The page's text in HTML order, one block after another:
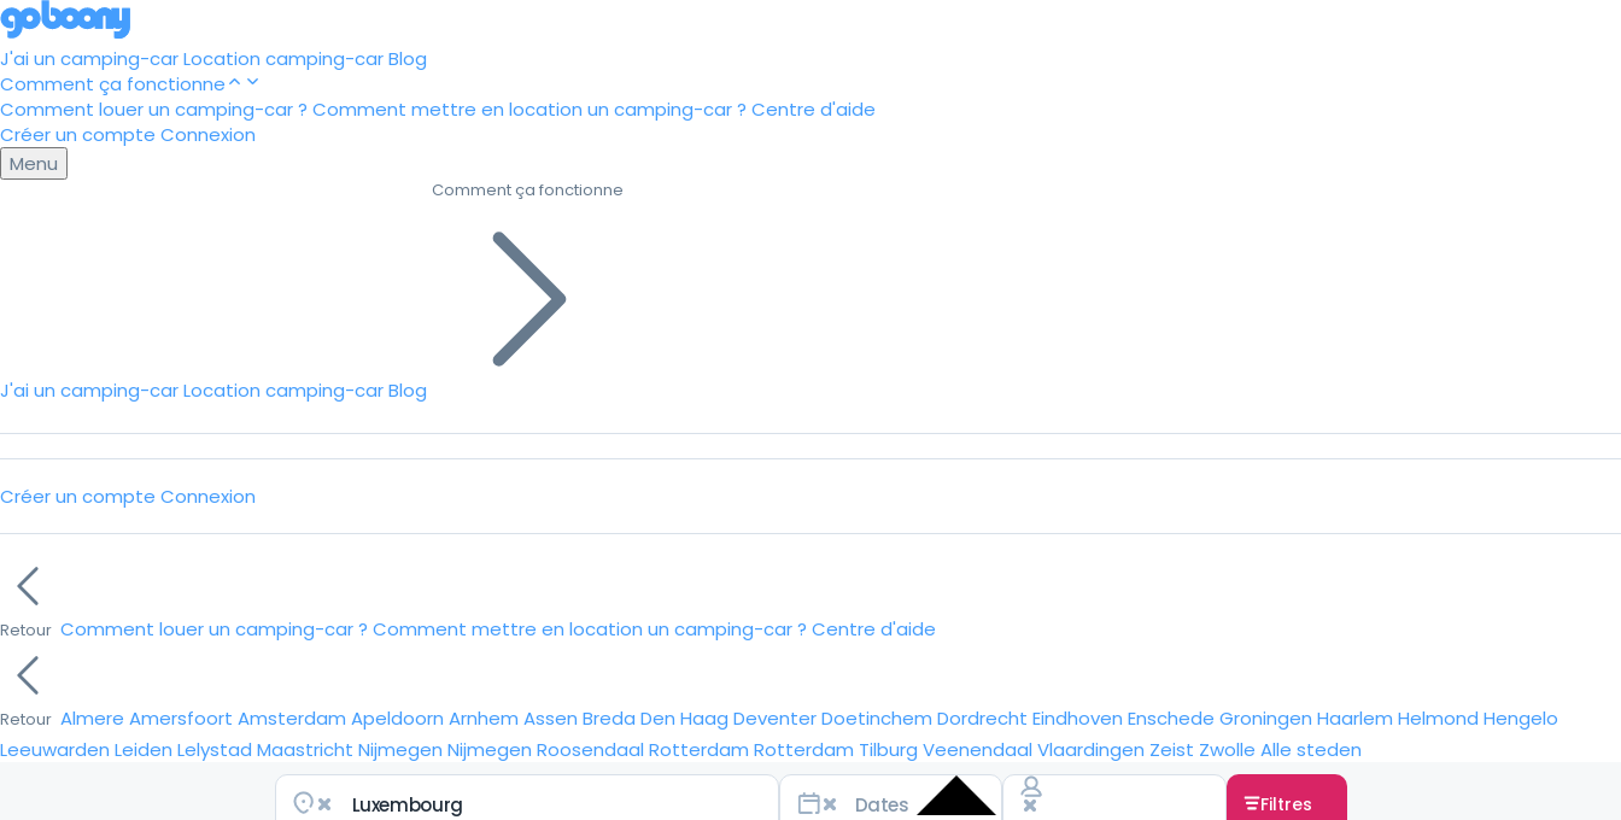
J'ai un camping-carLocation camping-carBlog
Comment ça fonctionne
Comment louer un camping-car ? Comment mettre en location un camping-car ? Centre d'aide
Créer un compte Connexion
Menu
J'ai un camping-carLocation camping-carBlog
Comment ça fonctionne
Créer un compte Connexion
Retour Comment louer un camping-car ? Comment mettre en location un camping-car ? Centre d'aide
Retour Almere Amersfoort Amsterdam Apeldoorn Arnhem Assen Breda Den Haag DeventerDoetinchem Dordrecht Eindhoven Enschede Groningen Haarlem Helmond Hengelo
Leeuwarden Leiden Lelystad Maastricht Nijmegen Nijmegen Roosendaal Rotterdam Rotterdam Tilburg Veenendaal Vlaardingen Zeist Zwolle Alle steden
Filtres